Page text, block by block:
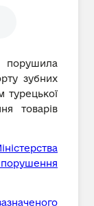
порушила
зубних
турецької
товарів